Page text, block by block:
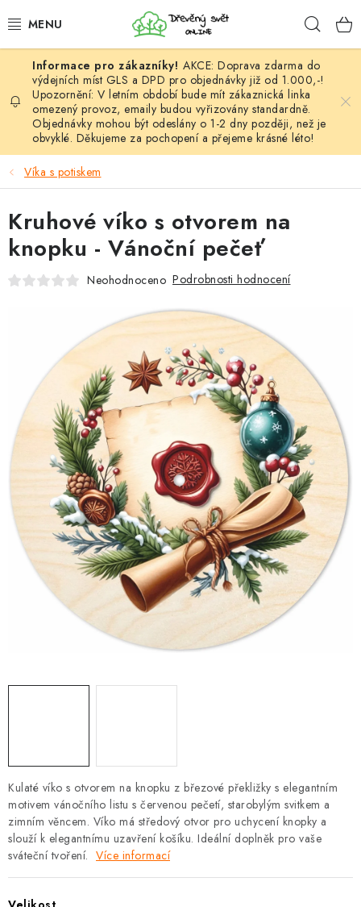
na
HÁČKOVÁNÍ
VYPLÉTÁNÍ
PŘÍZE
DOPLŇKY
TVOŘENÍ
GALANTERIE A LÁTKY
VELKOOBCHOD
Doprava a platba Vrácení zboží a reklamace
Časté otázky
Kontakt
Moje objednávka
Obchodní podmínky
Ochrana osobních údajů
Hodnocení obchodu
Oblíbené produkty
Věrnostní program
AKCE: Doprava zdarma do
výdejních míst GLS a DPD pro objednávky již od 1.000,-!
Upozornění: V letním období bude mít zákaznická linka
omezený provoz, emaily budou vyřizovány standardně.
Objednávky mohou být odeslány o 1-2 dny později, než je
obvyklé. Děkujeme za pochopení a přejeme krásné léto!
Víka s potiskem
Kulaté víko s otvorem na knopku z březové překližky s elegantním
motivem vánočního listu s červenou pečetí, starobylým svitkem a
zimním věncem. Víko má středový otvor pro uchycení knopky a
slouží k elegantnímu uzavření košíku. Ideální doplněk pro vaše
sváteční tvoření. Více informací
Kruhové víko s otvorem na
knopku - Vánoční pečeť
Neohodnoceno Podrobnosti hodnocení